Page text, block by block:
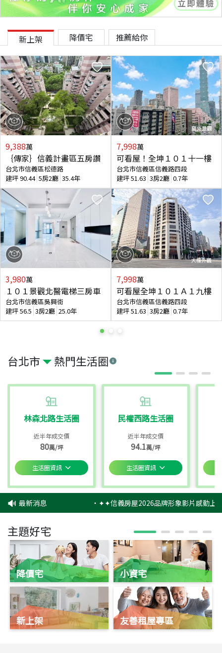
台北市 熱門生活圈
林森北路生活圈
近半年成交價
80萬/坪
生活圈資訊
民權西路生活圈
近半年成交價
94.1萬/坪
生活圈資訊
新上架 降價宅 推薦給你
9,388萬
｛傳家｝信義計畫區五房讚
台北市信義區松德路
建坪90.44 5房2廳 35.4年
3,980萬
１０１景觀北醫電梯三房車
台北市信義區吳興街
建坪56.5 3房2廳 25.0年
7,998萬
可看屋！全坤１０１十一樓
台北市信義區信義路四段
建坪51.63 3房2廳 0.7年
7,998萬
可看屋全坤１０１Ａ１九樓
台北市信義區信義路四段
建坪51.63 3房2廳 0.7年
最新消息 ‧✦✦信義房屋2026品牌形象影片感動上
主題好宅
降價宅
新上架
小資宅
友善租屋專區